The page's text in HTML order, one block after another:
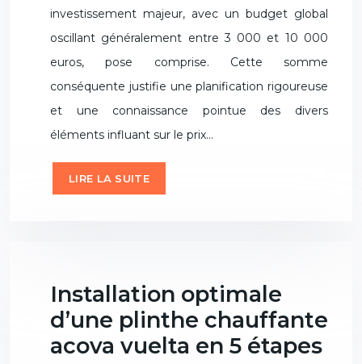
investissement majeur, avec un budget global
oscillant généralement entre 3 000 et 10 000
euros, pose comprise. Cette somme
conséquente justifie une planification rigoureuse
et une connaissance pointue des divers
éléments influant sur le prix…
LIRE LA SUITE
Installation optimale
d’une plinthe chauffante
acova vuelta en 5 étapes